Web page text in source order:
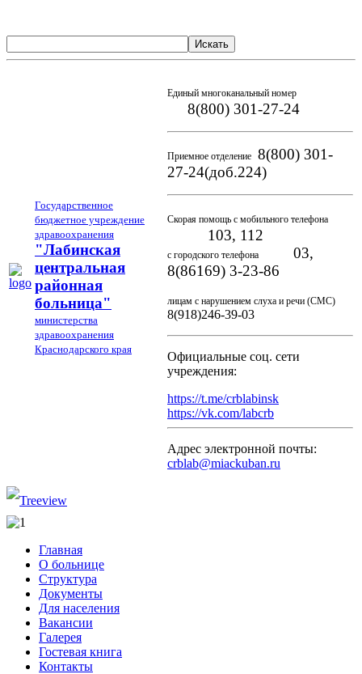
Искать
Государственное
бюджетное учреждение
здравоохранения
"Лабинская
центральная
районная
больница"
министерства
здравоохранения
Краснодарского края
Единый многоканальный номер
8(800) 301-27-24
Приемное отделение 8(800) 301-
27-24(доб.224)
Скорая помощь с мобильного телефона
103, 112
с городского телефона
03,
8(86169) 3-23-86
лицам с нарушением слуха и речи (СМС)
8(918)246-39-03
Официальные соц. сети
учреждения:
https://t.me/crblabinsk
https://vk.com/labcrb
Адрес электронной почты:
crblab@miackuban.ru
Главная
О больнице
Структура
Документы
Для населения
Вакансии
Галерея
Гостевая книга
Контакты